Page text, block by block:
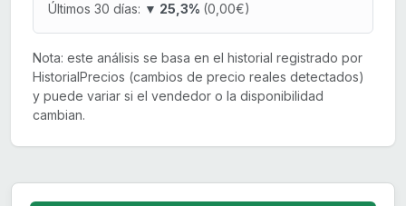
Últimos 30 días: ▼ 25,3% (0,00€)
Nota: este análisis se basa en el historial registrado por
HistorialPrecios (cambios de precio reales detectados)
y puede variar si el vendedor o la disponibilidad
cambian.